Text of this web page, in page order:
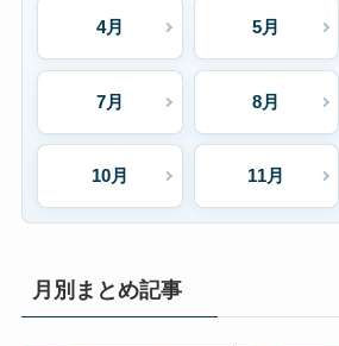
4月 5月
7月 8月
10月 11月
月別まとめ記事